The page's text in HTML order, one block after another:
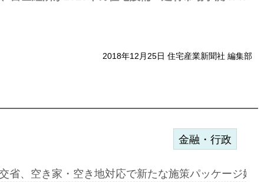
2018年12月25日 住宅産業新聞社 編集部
ミーレキ…
金融・行政
省、空き家・空き地対応で新たな施策パッケージ始